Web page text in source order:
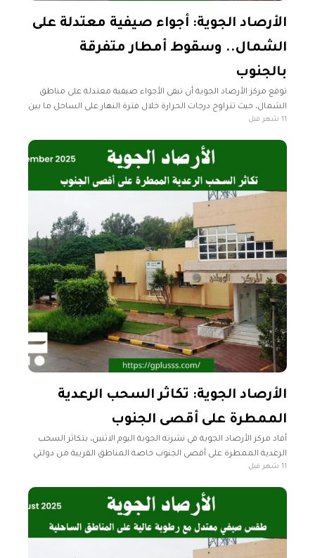
الأرصاد الجوية: أجواء صيفية معتدلة على
الشمال.. وسقوط أمطار متفرقة
بالجنوب
توقع مركز الأرصاد الجوية أن تبقى الأجواء صيفية معتدلة على مناطق
الشمال، حيث تتراوح درجات الحرارة خلال فترة النهار على الساحل ما بين
29ـ32مْ مع رطوبة عالية. وتسجل ما بين
11 شهر قبل
الأرصاد الجوية: تكاثر السحب الرعدية
الممطرة على أقصى الجنوب
أفاد مركز الأرصاد الجوية في نشرته الجوية اليوم الاثنين، بتكاثر السحب
الرعدية الممطرة على أقصى الجنوب خاصة المناطق القريبة من دولتي
تشاد والنيجر. رأس جدير حتى سرت- سهل الجفارة- جبل
11 شهر قبل